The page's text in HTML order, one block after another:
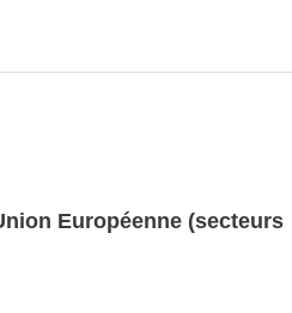
Européenne (secteurs